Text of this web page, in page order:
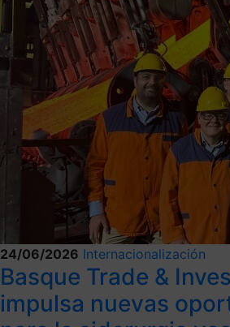
24/06/2026 Internacionalización
Basque Trade &
impulsa nuevas